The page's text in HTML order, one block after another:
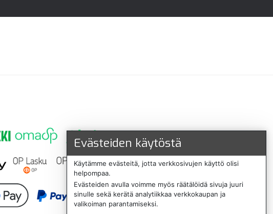
Evästeiden käytöstä
Käytämme evästeitä, jotta verkkosivujen käyttö olisi
helpompaa.
Evästeiden avulla voimme myös räätälöidä sivuja juuri
sinulle sekä kerätä analytiikkaa verkkokaupan ja
valikoiman parantamiseksi.